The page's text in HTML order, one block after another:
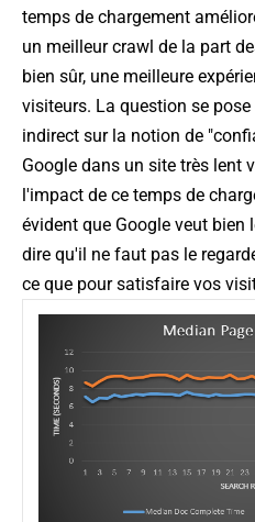
temps de chargement
un meilleur crawl de la part
bien sûr, une meilleure
visiteurs. La question se
indirect sur la notion de
Google dans un site très lent
l'impact de ce temps de
évident que Google veut bien
dire qu'il ne faut pas le
ce que pour satisfaire vos